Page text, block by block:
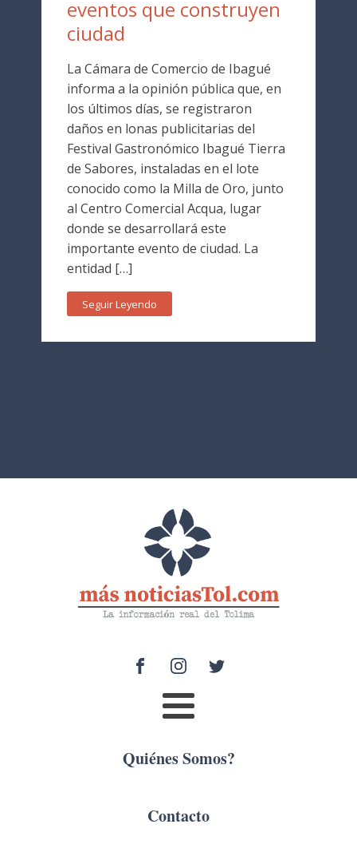
eventos que construyen
ciudad
La Cámara de Comercio de Ibagué
informa a la opinión pública que, en
los últimos días, se registraron
daños en lonas publicitarias del
Festival Gastronómico Ibagué Tierra
de Sabores, instaladas en el lote
conocido como la Milla de Oro, junto
al Centro Comercial Acqua, lugar
donde se desarrollará este
importante evento de ciudad. La
entidad […]
Seguir Leyendo
Quiénes Somos?
Contacto